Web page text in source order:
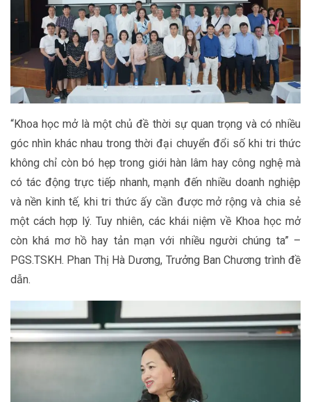
“Khoa học mở là một chủ đề thời sự quan trọng và có nhiều
góc nhìn khác nhau trong thời đại chuyển đổi số khi tri thức
không chỉ còn bó hẹp trong giới hàn lâm hay công nghệ mà
có tác động trực tiếp nhanh, mạnh đến nhiều doanh nghiệp
và nền kinh tế, khi tri thức ấy cần được mở rộng và chia sẻ
một cách hợp lý. Tuy nhiên, các khái niệm về Khoa học mở
còn khá mơ hồ hay tản mạn với nhiều người chúng ta” –
PGS.TSKH. Phan Thị Hà Dương, Trưởng Ban Chương trình đề
dẫn.